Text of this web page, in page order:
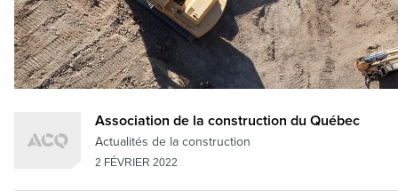
Association de la construction du Québec
Actualités de la construction
2 FÉVRIER 2022